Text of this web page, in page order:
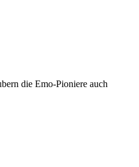
die Emo-Pioniere auch